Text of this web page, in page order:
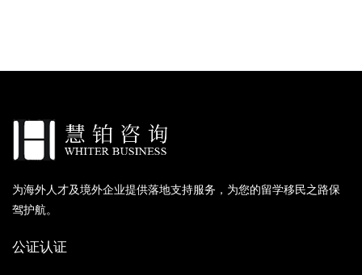
为海外人才及境外企业提供落地支持服务，为您的留学移民之路保
驾护航。
公证认证